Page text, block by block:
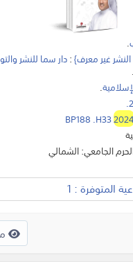
.
غير معرف}:دار سما للنشر
.
.
BP188 .H33
الجامعي: الشمالي
المتوفرة : 1